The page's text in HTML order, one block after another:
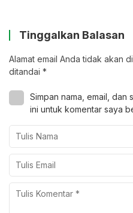
Tinggalkan Balasan
Alamat email Anda tidak akan
ditandai *
Simpan nama, email, dan
ini untuk komentar saya